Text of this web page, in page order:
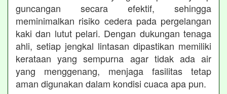
guncangan secara efektif, sehingga
meminimalkan risiko cedera pada pergelangan
kaki dan lutut pelari. Dengan dukungan tenaga
ahli, setiap jengkal lintasan dipastikan memiliki
kerataan yang sempurna agar tidak ada air
yang menggenang, menjaga fasilitas tetap
aman digunakan dalam kondisi cuaca apa pun.